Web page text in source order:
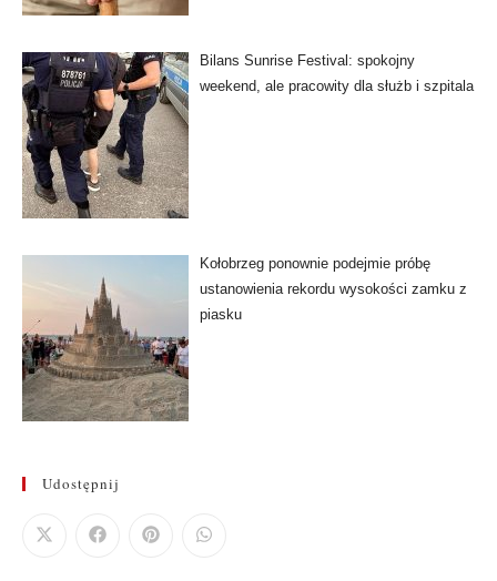
Bilans Sunrise Festival: spokojny
weekend, ale pracowity dla służb i szpitala
Kołobrzeg ponownie podejmie próbę
ustanowienia rekordu wysokości zamku z
piasku
Udostępnij